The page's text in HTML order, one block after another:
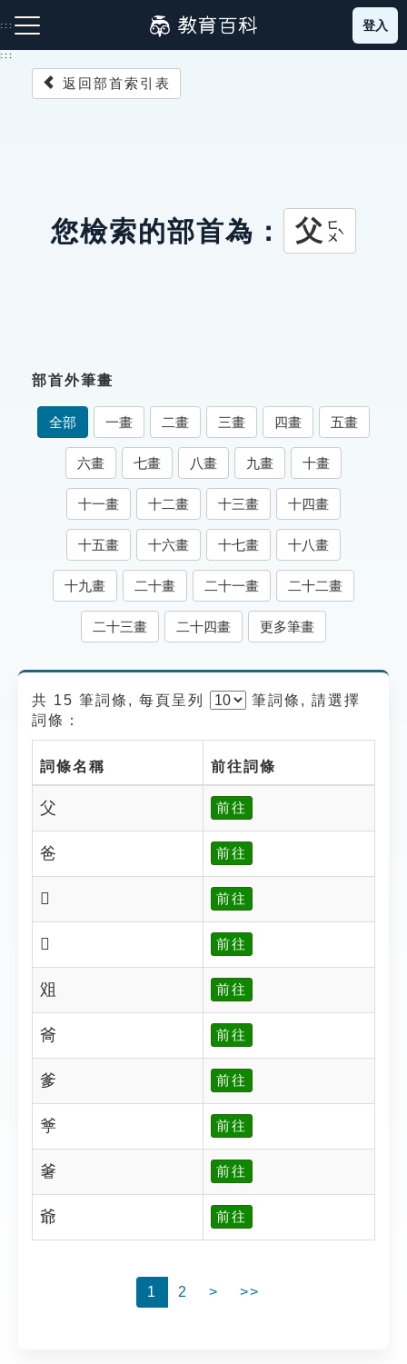
到
主
:::
成語故事
索引選單
知識索引
單字索引
生命大百科索引
遊戲專區
貓頭鷹博士
登入
:::
返回部首索引表
您檢索的部首為： 父 ㄈㄨˋ
部首外筆畫
全部 一畫 二畫 三畫 四畫 五畫
六畫 七畫 八畫 九畫 十畫
十一畫 十二畫 十三畫 十四畫
十五畫 十六畫 十七畫 十八畫
十九畫 二十畫 二十一畫 二十二畫
二十三畫 二十四畫 更多筆畫
共 15 筆詞條, 每頁呈列 筆詞條, 請選擇
詞條：
詞條名稱 前往詞條
父 前往
爸 前往
𤕐 前往
𤕑 前往
㸖 前往
㸗 前往
爹 前往
㸘 前往
㸙 前往
爺 前往
1 2 > >>